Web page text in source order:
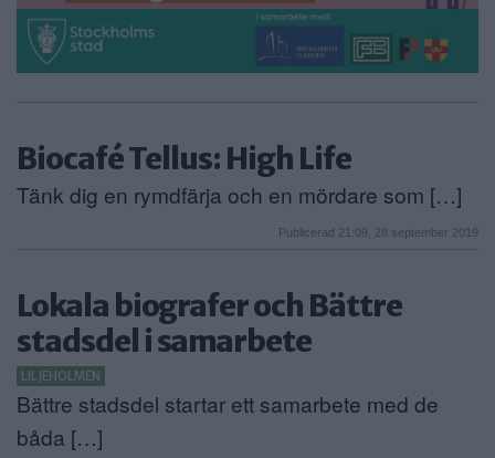
Biocafé Tellus: High Life
Tänk dig en rymdfärja och en mördare som […]
Publicerad 21:09, 28 september 2019
Lokala biografer och Bättre
stadsdel i samarbete
LILJEHOLMEN
Bättre stadsdel startar ett samarbete med de
båda […]